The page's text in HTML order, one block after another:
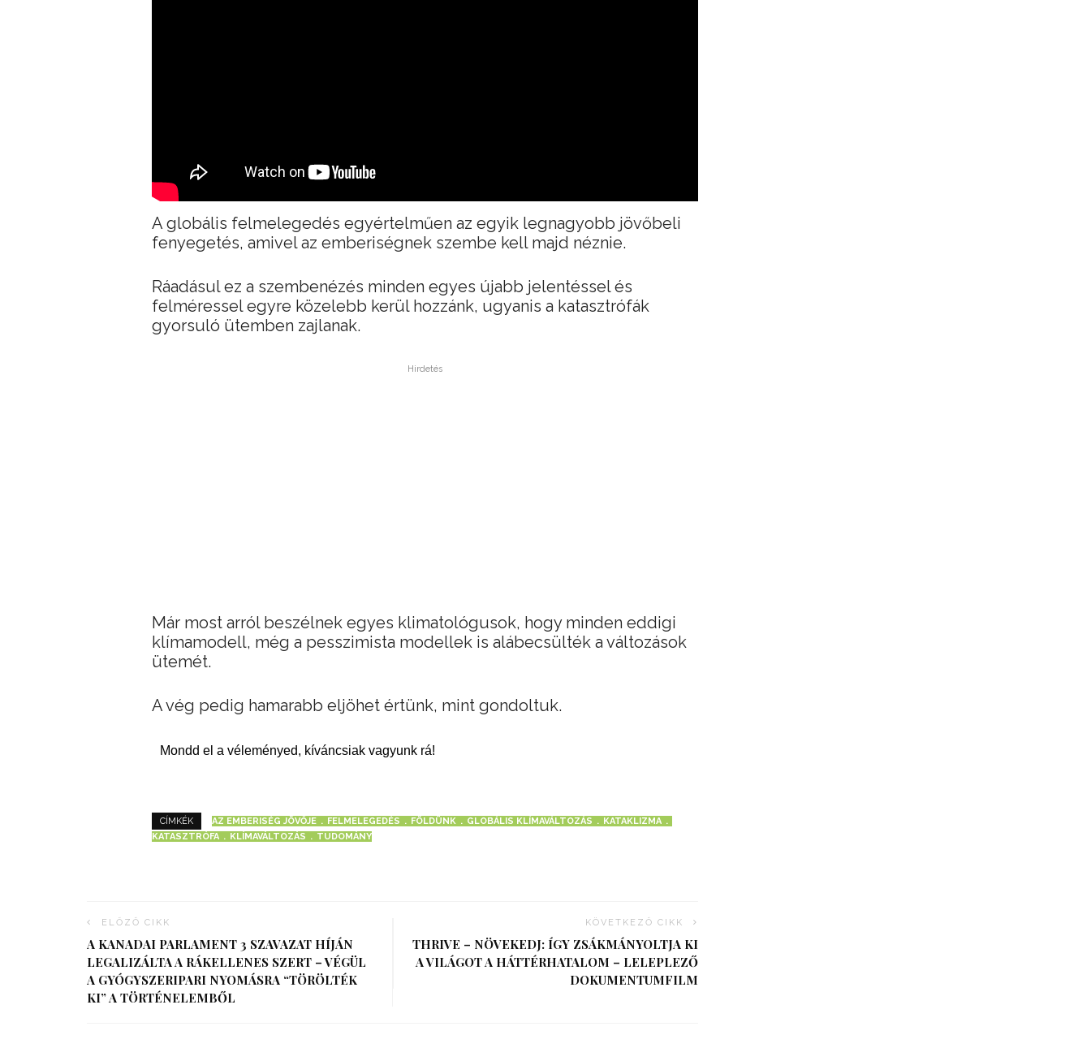
A globális felmelegedés egyértelműen az egyik legnagyobb jövőbeli
fenyegetés, amivel az emberiségnek szembe kell majd néznie.
Ráadásul ez a szembenézés minden egyes újabb jelentéssel és
felméressel egyre közelebb kerül hozzánk, ugyanis a katasztrófák
gyorsuló ütemben zajlanak.
Hirdetés
Már most arról beszélnek egyes klimatológusok, hogy minden eddigi
klímamodell, még a pesszimista modellek is alábecsülték a változások
ütemét.
A vég pedig hamarabb eljöhet értünk, mint gondoltuk.
Mondd el a véleményed, kíváncsiak vagyunk rá!
CÍMKÉK AZ EMBERISÉG JÖVŐJE FELMELEGEDÉS FÖLDÜNK GLOBÁLIS KLÍMAVÁLTOZÁS
KATAKLIZMA
KATASZTRÓFA
KLÍMAVÁLTOZÁS TUDOMÁNY
ELŐZŐ CIKK
A KANADAI PARLAMENT 3 SZAVAZAT HÍJÁN
LEGALIZÁLTA A RÁKELLENES SZERT – VÉGÜL
A GYÓGYSZERIPARI NYOMÁSRA “TÖRÖLTÉK
KI” A TÖRTÉNELEMBŐL
KÖVETKEZŐ CIKK
THRIVE – NÖVEKEDJ: ÍGY ZSÁKMÁNYOLTJA KI
A VILÁGOT A HÁTTÉRHATALOM – LELEPLEZŐ
DOKUMENTUMFILM